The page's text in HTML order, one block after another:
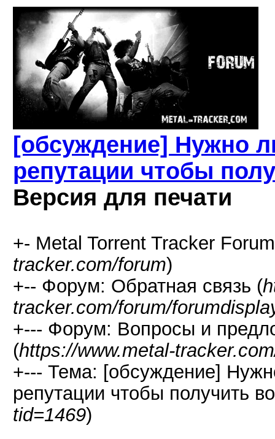
[обсуждение] Нужно
репутации чтобы
Версия для печати
+- Metal Torrent Tracker
tracker.com/forum)
+-- Форум: Обратная связь (
tracker.com/forum/
+--- Форум: Вопросы и
(https://www.metal-
+--- Тема: [обсуждение]
репутации чтобы получить
tid=1469)